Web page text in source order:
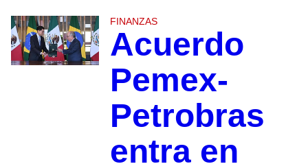
FINANZAS
Acuerdo
Pemex-
Petrobras
entra en